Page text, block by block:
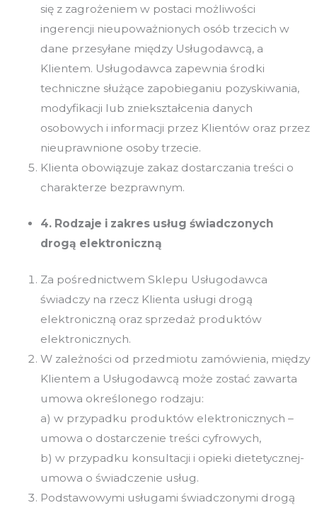
się z zagrożeniem w postaci możliwości
ingerencji nieupoważnionych osób trzecich w
dane przesyłane między Usługodawcą, a
Klientem. Usługodawca zapewnia środki
techniczne służące zapobieganiu pozyskiwania,
modyfikacji lub zniekształcenia danych
osobowych i informacji przez Klientów oraz przez
nieuprawnione osoby trzecie.
Klienta obowiązuje zakaz dostarczania treści o
charakterze bezprawnym.
4. Rodzaje i zakres usług świadczonych
drogą elektroniczną
Za pośrednictwem Sklepu Usługodawca
świadczy na rzecz Klienta usługi drogą
elektroniczną oraz sprzedaż produktów
elektronicznych.
W zależności od przedmiotu zamówienia, między
Klientem a Usługodawcą może zostać zawarta
umowa określonego rodzaju:
a) w przypadku produktów elektronicznych –
umowa o dostarczenie treści cyfrowych,
b) w przypadku konsultacji i opieki dietetycznej-
umowa o świadczenie usług.
Podstawowymi usługami świadczonymi drogą